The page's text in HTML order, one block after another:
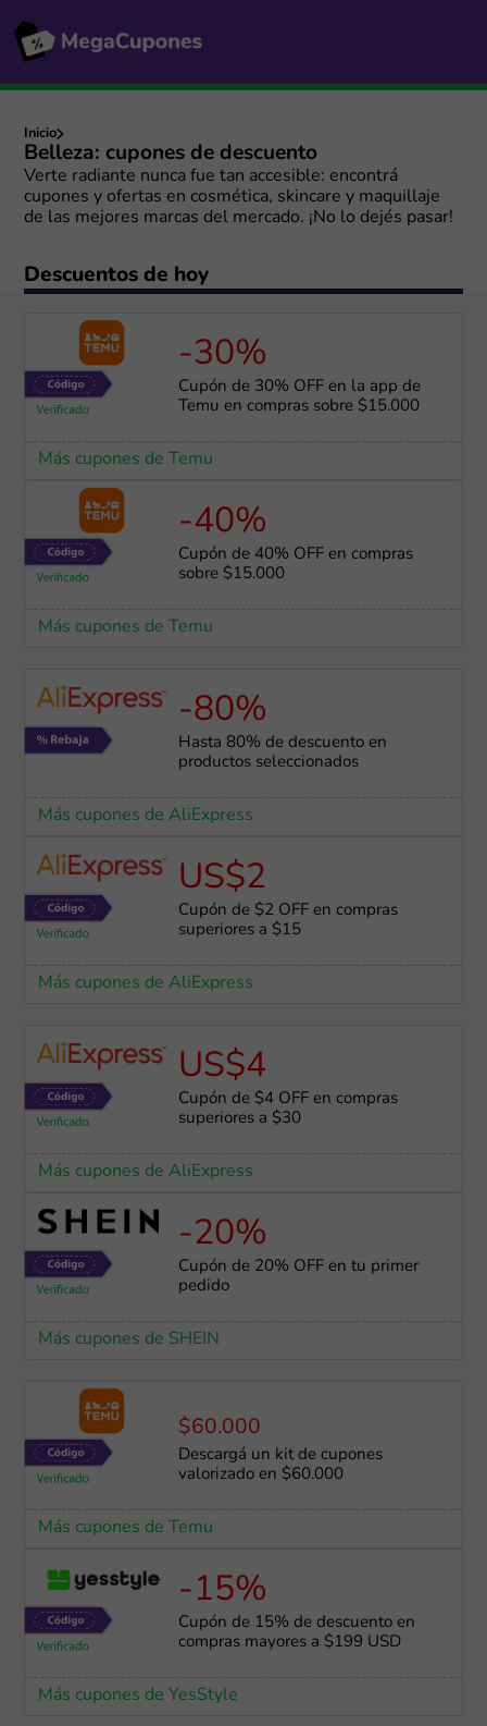
Inicio
Belleza: cupones de descuento
Verte radiante nunca fue tan accesible: encontrá
cupones y ofertas en cosmética, skincare y maquillaje
de las mejores marcas del mercado. ¡No lo dejés pasar!
Descuentos de hoy
-30%
Cupón de 30% OFF en la app de
Temu en compras sobre $15.000
Más cupones de Temu
-40%
Cupón de 40% OFF en compras
sobre $15.000
Más cupones de Temu
-80%
Hasta 80% de descuento en
productos seleccionados
Más cupones de AliExpress
US$2
Cupón de $2 OFF en compras
superiores a $15
Más cupones de AliExpress
US$4
Cupón de $4 OFF en compras
superiores a $30
Más cupones de AliExpress
-20%
Cupón de 20% OFF en tu primer
pedido
Más cupones de SHEIN
$60.000
Descargá un kit de cupones
valorizado en $60.000
Más cupones de Temu
-15%
Cupón de 15% de descuento en
compras mayores a $199 USD
Más cupones de YesStyle